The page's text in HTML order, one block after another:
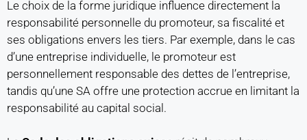
Le choix de la forme juridique influence directement la
responsabilité personnelle du promoteur, sa fiscalité et
ses obligations envers les tiers. Par exemple, dans le cas
d’une entreprise individuelle, le promoteur est
personnellement responsable des dettes de l’entreprise,
tandis qu’une SA offre une protection accrue en limitant la
responsabilité au capital social.